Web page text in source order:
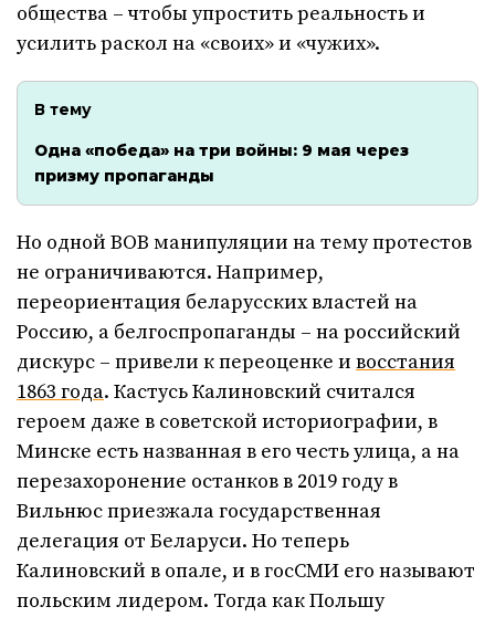
общества – чтобы упростить реальность и
усилить раскол на «своих» и «чужих».
В тему
Одна «победа» на три войны: 9 мая через
призму пропаганды
Но одной ВОВ манипуляции на тему протестов
не ограничиваются. Например,
переориентация беларусских властей на
Россию, а белгоспропаганды – на российский
дискурс – привели к переоценке и восстания
1863 года. Кастусь Калиновский считался
героем даже в советской историографии, в
Минске есть названная в его честь улица, а на
перезахоронение останков в 2019 году в
Вильнюс приезжала государственная
делегация от Беларуси. Но теперь
Калиновский в опале, и в госСМИ его называют
польским лидером. Тогда как Польшу